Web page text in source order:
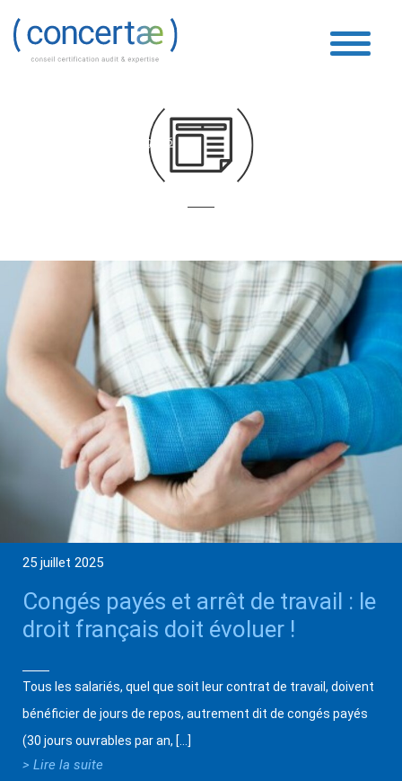
Boucle Vidéo
Page 76
25 juillet 2025
Congés payés et arrêt de travail : le
droit français doit évoluer !
Tous les salariés, quel que soit leur contrat de travail, doivent
bénéficier de jours de repos, autrement dit de congés payés
(30 jours ouvrables par an, […]
> Lire la suite